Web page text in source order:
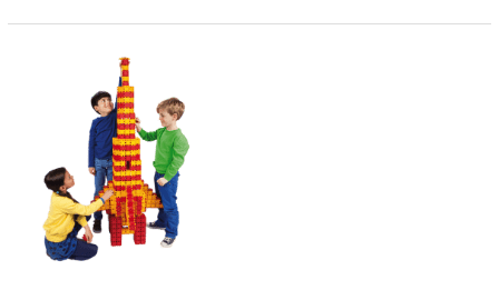
Weihnachtsgeschenk
Sie
Clics!